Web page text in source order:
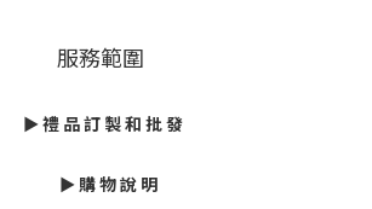
服務範圍
► 禮 品 訂 製 和 批 發
► 購 物 說 明